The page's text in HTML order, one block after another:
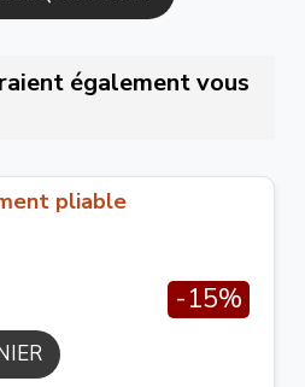
également vous
pliable
-15%